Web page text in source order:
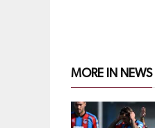
MORE IN NEWS